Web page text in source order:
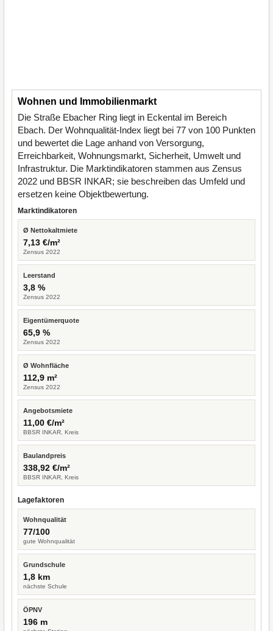
Wohnen und Immobilienmarkt
Die Straße Ebacher Ring liegt in Eckental im Bereich
Ebach. Der Wohnqualität-Index liegt bei 77 von 100 Punkten
und bewertet die Lage anhand von Versorgung,
Erreichbarkeit, Wohnungsmarkt, Sicherheit, Umwelt und
Infrastruktur. Die Marktindikatoren stammen aus Zensus
2022 und BBSR INKAR; sie beschreiben das Umfeld und
ersetzen keine Objektbewertung.
Marktindikatoren
Ø Nettokaltmiete
7,13 €/m²
Zensus 2022
Leerstand
3,8 %
Zensus 2022
Eigentümerquote
65,9 %
Zensus 2022
Ø Wohnfläche
112,9 m²
Zensus 2022
Angebotsmiete
11,00 €/m²
BBSR INKAR, Kreis
Baulandpreis
338,92 €/m²
BBSR INKAR, Kreis
Lagefaktoren
Wohnqualität
77/100
gute Wohnqualität
Grundschule
1,8 km
nächste Schule
ÖPNV
196 m